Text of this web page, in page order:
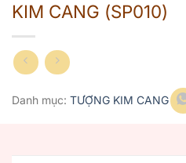
KIM CANG (SP010)
Danh mục: TƯỢNG KIM CANG